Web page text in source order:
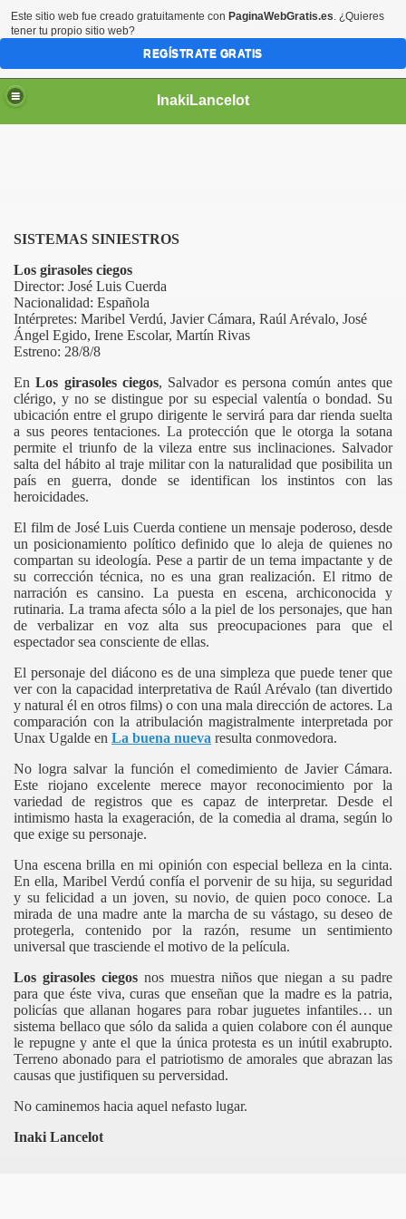
InakiLancelot
SISTEMAS SINIESTROS
Los girasoles ciegos
Director: José Luis Cuerda
Nacionalidad: Española
Intérpretes: Maribel Verdú, Javier Cámara, Raúl Arévalo, José
Ángel Egido, Irene Escolar, Martín Rivas
Estreno: 28/8/8
EnLos girasoles ciegos, Salvador es persona común antes que
clérigo, y no se distingue por su especial valentía o bondad. Su
ubicación entre el grupo dirigente le servirá para dar rienda suelta
a sus peores tentaciones. La protección que le otorga la sotana
permite el triunfo de la vileza entre sus inclinaciones. Salvador
salta del hábito al traje militar con la naturalidad que posibilita un
país en guerra, donde se identifican los instintos con las
heroicidades.
El film de José Luis Cuerda contiene un mensaje poderoso, desde
un posicionamiento político definido que lo aleja de quienes no
compartan su ideología. Pese a partir de un tema impactante y de
su corrección técnica, no es una gran realización. El ritmo de
narración es cansino. La puesta en escena, archiconocida y
rutinaria. La trama afecta sólo a la piel de los personajes, que han
de verbalizar en voz alta sus preocupaciones para que el
espectador sea consciente de ellas.
El personaje del diácono es de una simpleza que puede tener que
ver con la capacidad interpretativa de Raúl Arévalo (tan divertido
y natural él en otros films) o con una mala dirección de actores. La
comparación con la atribulación magistralmente interpretada por
Unax Ugalde en La buena nueva resulta conmovedora.
No logra salvar la función el comedimiento de Javier Cámara.
Este riojano excelente merece mayor reconocimiento por la
variedad de registros que es capaz de interpretar. Desde el
intimismo hasta la exageración, de la comedia al drama, según lo
que exige su personaje.
Una escena brilla en mi opinión con especial belleza en la cinta.
En ella, Maribel Verdú confía el porvenir de su hija, su seguridad
y su felicidad a un joven, su novio, de quien poco conoce. La
mirada de una madre ante la marcha de su vástago, su deseo de
protegerla, contenido por la razón, resume un sentimiento
universal que trasciende el motivo de la película.
Los girasoles ciegosnos muestra niños que niegan a su padre
para que éste viva, curas que enseñan que la madre es la patria,
policías que allanan hogares para robar juguetes infantiles… un
sistema bellaco que sólo da salida a quien colabore con él aunque
le repugne y ante el que la única protesta es un inútil exabrupto.
Terreno abonado para el patriotismo de amorales que abrazan las
causas que justifiquen su perversidad.
No caminemos hacia aquel nefasto lugar.
Inaki Lancelot
Este sitio web fue creado gratuitamente con PaginaWebGratis.es. ¿Quieres
tener tu propio sitio web?
REGÍSTRATE GRATIS